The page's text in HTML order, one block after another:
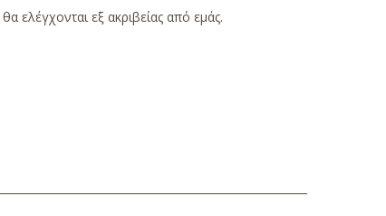
ελέγχονται εξ ακριβείας από εμάς.